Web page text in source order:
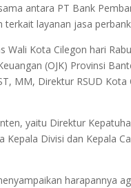
antara PT Bank
layanan jasa
Kota Cilegon hari
(OJK) Provinsi
MM, Direktur RSUD
yaitu Direktur
Divisi dan Kepala
harapannya